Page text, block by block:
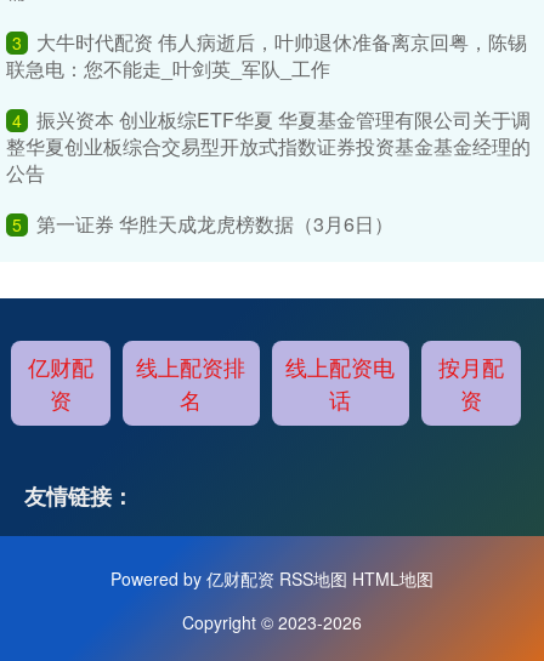
3
大牛时代配资 伟人病逝后，叶帅退休准备离京回粤，陈锡
联急电：您不能走_叶剑英_军队_工作
4 振兴资本 创业板综ETF华夏 华夏基金管理有限公司关于调
整华夏创业板综合交易型开放式指数证券投资基金基金经理的
公告
5 第一证券 华胜天成龙虎榜数据（3月6日）
亿财配
资
线上配资排
名
线上配资电
话
按月配
资
友情链接：
Powered by 亿财配资 RSS地图 HTML地图
Copyright © 2023-2026